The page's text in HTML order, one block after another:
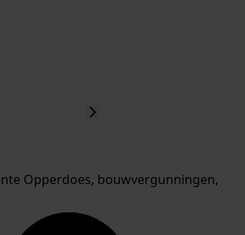
Opperdoes, bouwvergunningen,